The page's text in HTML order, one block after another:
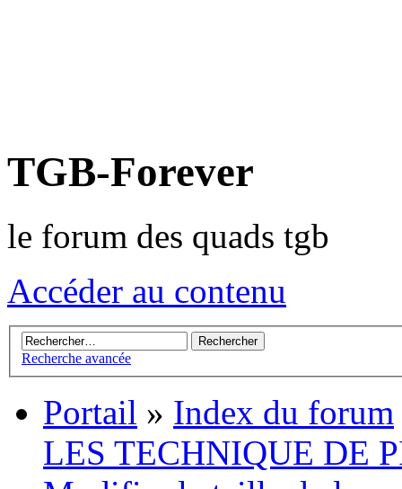
TGB-Forever
le forum des quads tgb
Accéder au contenu
Recherche avancée
Portail » Index du forum
LES TECHNIQUE DE